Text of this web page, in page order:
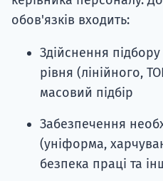
обов'язків входить:
Здійснення
рівня (лінійного,
масовий підбір
Забезпечення
(уніформа,
безпека праці та